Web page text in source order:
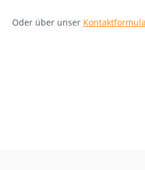
Oder über unser